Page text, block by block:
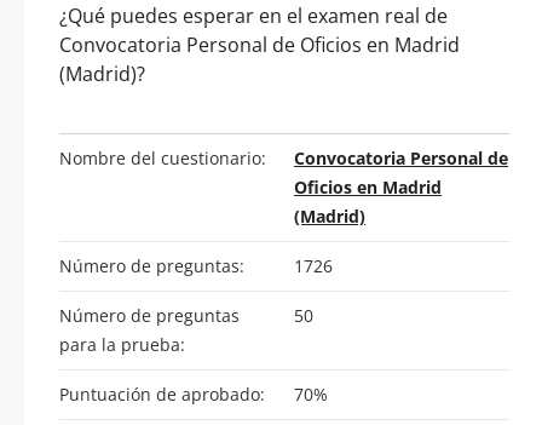
¿Qué puedes esperar en el examen real de
Convocatoria Personal de Oficios en Madrid
(Madrid)?
Nombre del cuestionario:
Convocatoria Personal de
Oficios en Madrid
(Madrid)
Número de preguntas: 1726
Número de preguntas
para la prueba:
50
Puntuación de aprobado: 70%